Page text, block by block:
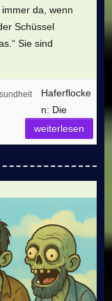
da, wenn
Schüssel
Sie sind
Haferflocke
n: Die
weiterlesen